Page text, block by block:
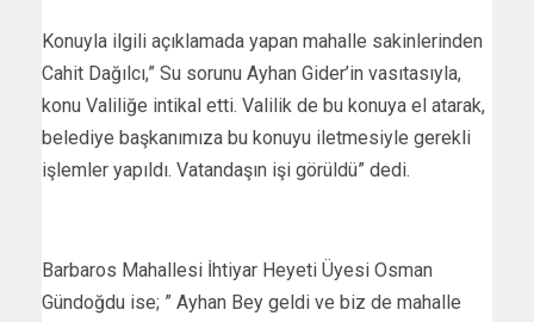
Konuyla ilgili açıklamada yapan mahalle sakinlerinden
Cahit Dağılcı,” Su sorunu Ayhan Gider’in vasıtasıyla,
konu Valiliğe intikal etti. Valilik de bu konuya el atarak,
belediye başkanımıza bu konuyu iletmesiyle gerekli
işlemler yapıldı. Vatandaşın işi görüldü” dedi.
Barbaros Mahallesi İhtiyar Heyeti Üyesi Osman
Gündoğdu ise; ” Ayhan Bey geldi ve biz de mahalle